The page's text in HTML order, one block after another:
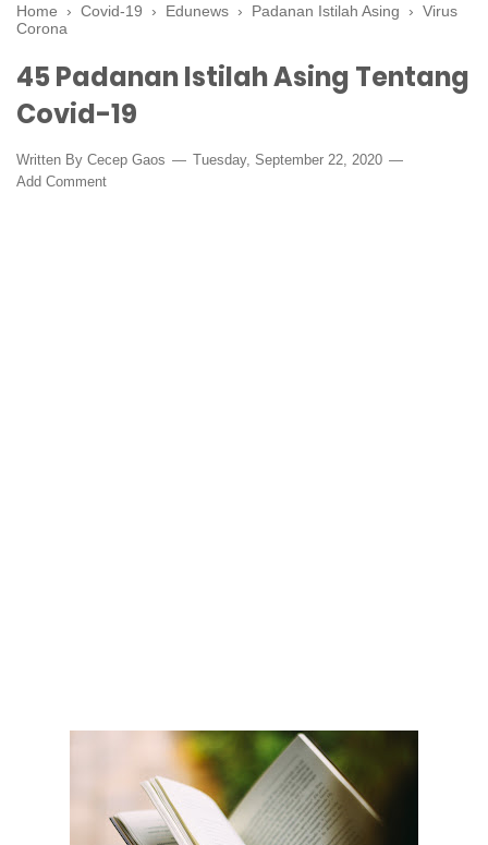
Home › Covid-19 › Edunews › Padanan Istilah Asing › Virus
Corona
45 Padanan Istilah Asing Tentang
Covid-19
Written By Cecep Gaos
Tuesday, September 22, 2020
Add Comment